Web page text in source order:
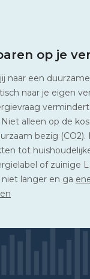
op je
naar een
naar je eigen
alleen op de
bezig (CO2).
tot
of zuinige
langer en ga